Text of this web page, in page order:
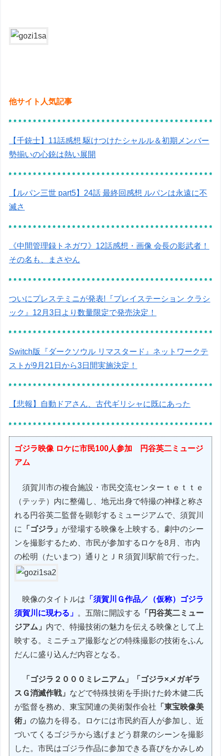
他サイト人気記事
【千銃士】11話感想 駆けつけたシャルル＆初期メンバー
勢揃いの心銃は熱い展開
【ルパン三世 part5】24話 最終回感想 ルパンは永遠に不
滅さ
《中間管理録トネガワ》12話感想・画像 会長の影武者！
その名も、まさやん
ついにプレステミニが発表!『プレイステーション クラシ
ック』12月3日より数量限定で発売決定！
Switch版『ダークソウル リマスタード』ネットワークテ
ストが9月21日から3日間実施決定！
【悲報】自動ドアさん、古代ギリシャに既にあった
ゴジラ映像 ロケに市民100人参加 円谷英二ミュージ
アム
須賀川市の複合施設・市民交流センターｔｅｔｔｅ
（テッテ）内に整備し、地元出身で特撮の神様と称さ
れる円谷英二監督を顕彰するミュージアムで、須賀川
に
「ゴジラ」 が登場する映像を上映する。劇中のシー
ンを撮影するため、市民が参加するロケを8月、市内
の松明（たいまつ）通りとＪＲ須賀川駅前で行った。
映像のタイトルは 「須賀川Ｇ作品／（仮称）ゴジラ
須賀川に現わる」 。五階に開設する
「円谷英二ミュー
ジアム」 内で、特撮技術の魅力を伝える映像として上
映する。ミニチュア撮影などの特殊撮影の技術をふん
だんに盛り込んだ内容となる。
「ゴジラ２０００ミレニアム」「ゴジラ×メガギラ
スＧ消滅作戦」 などで特殊技術を手掛けた鈴木健二氏
が監督を務め、東宝関連の美術製作会社 「東宝映像美
術」の協力を得る。ロケには市民約百人が参加し、近
づいてくるゴジラから逃げまどう群衆のシーンを撮影
した。市民はゴジラ作品に参加できる喜びをかみしめ